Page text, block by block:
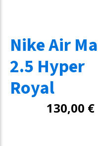
Nike Air
2.5 Hyper
Royal
130,00 €